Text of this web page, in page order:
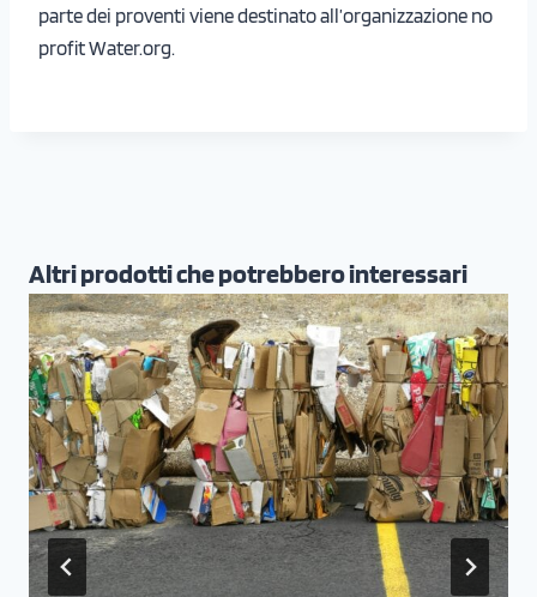
parte dei proventi viene destinato all’organizzazione no
profit Water.org.
Altri prodotti che potrebbero interessari